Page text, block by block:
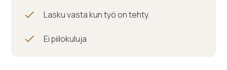
Lasku vasta kun työ on tehty.
Ei piilokuluja